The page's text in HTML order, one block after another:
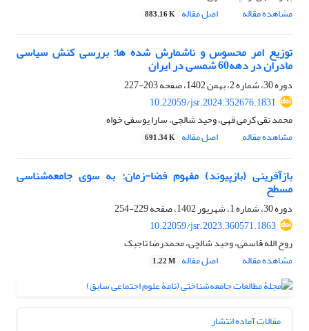
مشاهده مقاله
اصل مقاله 883.16 K
توزیع امر محسوس و ناشمارش شده ها: بررسی کنش سیاسی
مادران در دهه60 شمسی در ایران
دوره 30، شماره 2، بهمن 1402، صفحه
203-227
10.22059/jsr.2024.352676.1831
محمد تقی کرمی قهی، وحید شالچی، سارا یوسفی خواه
مشاهده مقاله
اصل مقاله 691.34 K
بازآفرینی (بازپیوند) مفهوم فضا-زمان: به سوی جامعه‌شناسی
مسطح
دوره 30، شماره 1، شهریور 1402، صفحه
229-254
10.22059/jsr.2023.360571.1863
روح الله قاسمی، وحید شالچی، محمدرضا تاجیک
مشاهده مقاله
اصل مقاله 1.22 M
مقالات آماده انتشار